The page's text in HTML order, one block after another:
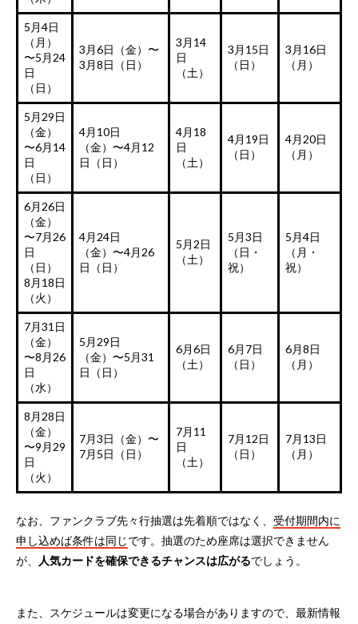
5月4日
（月）
〜5月24
日
（日）
3月6日（金）〜
3月8日（日）
3月14
日
（土）
3月15日
（日）
3月16日
（月）
5月29日
（金）
〜6月14
日
（日）
4月10日
（金）〜4月12
日（日）
4月18
日
（土）
4月19日
（日）
4月20日
（月）
6月26日
（金）
〜7月26
日
（日）
8月18日
（火）
4月24日
（金）〜4月26
日（日）
5月2日
（土）
5月3日
（日・
祝）
5月4日
（月・
祝）
7月31日
（金）
〜8月26
日
（水）
5月29日
（金）〜5月31
日（日）
6月6日
（土）
6月7日
（日）
6月8日
（月）
8月28日
（金）
〜9月29
日
（火）
7月3日（金）〜
7月5日（日）
7月11
日
（土）
7月12日
（日）
7月13日
（月）
なお、ファンクラブ先々行抽選は先着順ではなく、 受付期間内に
申し込めば条件は同じです。抽選のため座席は選択できません
が、
人気カードを確保できるチャンスは広がるでしょう。
また、スケジュールは変更になる場合がありますので、最新情報